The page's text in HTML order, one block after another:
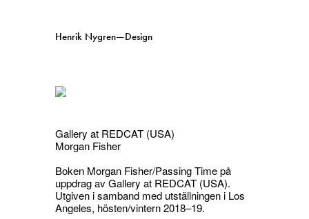
Henrik Nygren—Design
Projekt
Svenska English
Gallery at REDCAT (USA)
Morgan Fisher
Boken Morgan Fisher/Passing Timepå
uppdrag av Gallery at REDCAT (USA).
Utgiven i samband med utställningen i Los
Angeles, hösten/vintern 2018–19.